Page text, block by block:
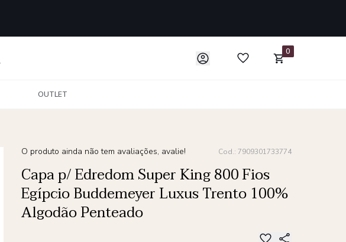
0
OUTLET
O produto ainda não tem avaliações, avalie! Cod.: 7909301733774
Capa p/ Edredom Super King 800 Fios
Egípcio Buddemeyer Luxus Trento 100%
Algodão Penteado